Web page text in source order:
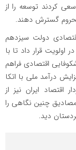
کردند توسعه را از
گسترش دهند.
دولت سیزدهم
قرار داد تا با
اقتصادی فراهم
درآمد ملی با اتکا
اقتصاد ایران نیز از
چنین نگاهی را
دید.